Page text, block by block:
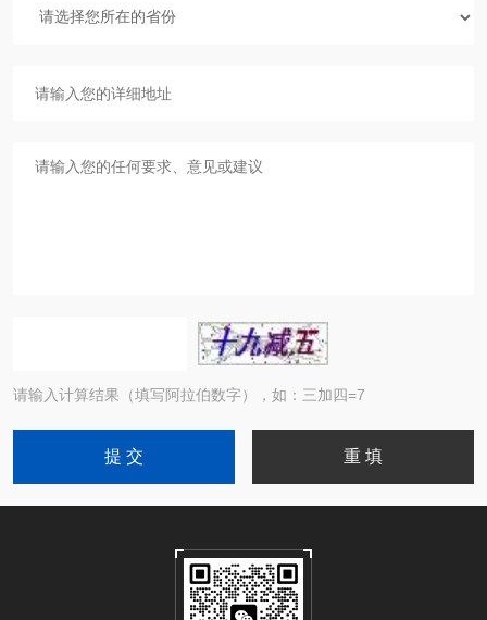
请输入计算结果（填写阿拉伯数字），如：三加四=7